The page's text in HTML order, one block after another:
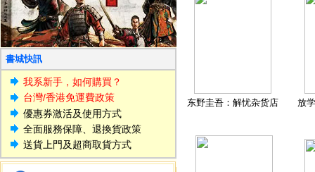
書城快訊
我系新手，如何購買？
台灣/香港免運費政策
優惠券激活及使用方式
全面服務保障、退換貨政策
送貨上門及超商取貨方式
东野圭吾：解忧杂货店 放